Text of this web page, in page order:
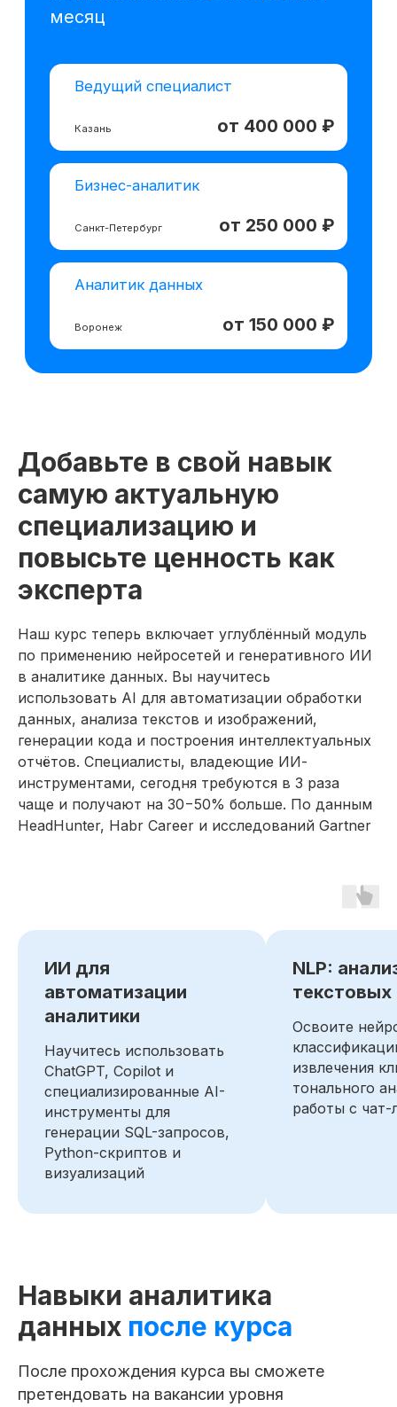
Добавьте в свой навык
самую актуальную
специализацию и
повысьте ценность как
эксперта
Наш курс теперь включает углублённый модуль
по применению нейросетей и генеративного ИИ
в аналитике данных. Вы научитесь
использовать AI для автоматизации обработки
данных, анализа текстов и изображений,
генерации кода и построения интеллектуальных
отчётов. Специалисты, владеющие ИИ-
инструментами, сегодня требуются в 3 раза
чаще и получают на 30−50% больше. По данным
HeadHunter, Habr Career и исследований Gartner
ИИ для
автоматизации
аналитики
Научитесь использовать
ChatGPT, Copilot и
специализированные AI-
инструменты для
генерации SQL-запросов,
Python-скриптов и
визуализаций
NLP:
Освоите
извлечения
тонального
работы с чат-
Навыки аналитика
данных после курса
После прохождения курса вы сможете
претендовать на вакансии уровня
Мои навыки:
Работа с большими массивами
Резюме
Аналитика
данных
Построение бизнес-моделей,
финансовое планирование, оценка
эффективности процессов
Работа с аналитическими сервисами:
Яндекс.Метрика, Google Analytics,
построение визуализации в одном окне
в бизнес-процессах
Создание аналитических отчётов
в Google Таблицах™, Excel®, включая
сводные таблицы
Владение инструментами анализа,
визуализации: SQL, Python, R, Power BI®,
Оптимизация SQL-запросов для
метрик и баланса.
на основе поведенческой
информации&